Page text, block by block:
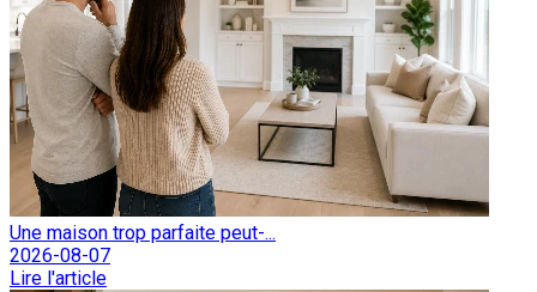
Une maison trop parfaite peut-...
2026-08-07
Lire l'article